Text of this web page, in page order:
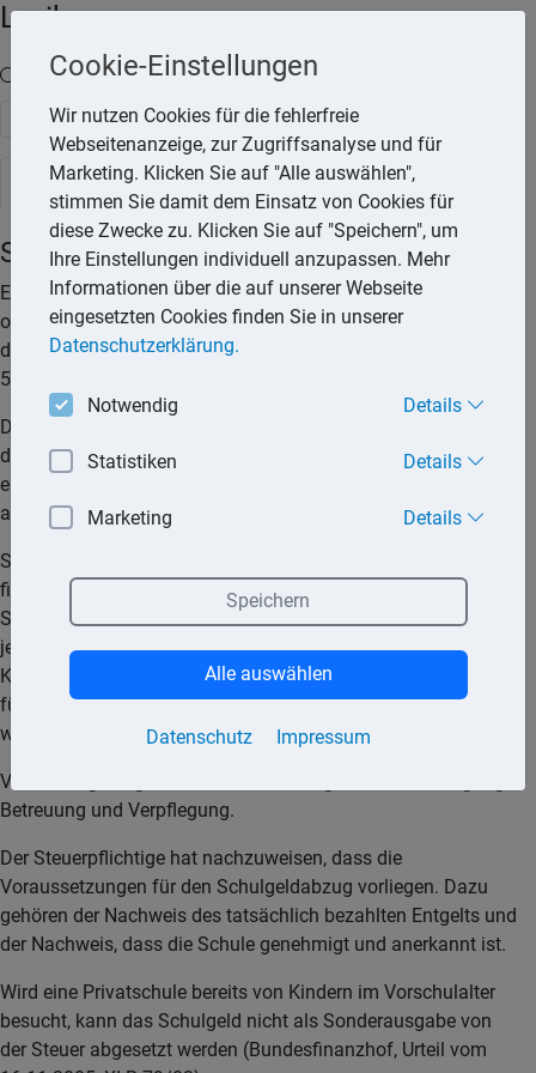
Lexika
Volltext-Suche in den Lexika
Suchen
Steuerlexikon
Schulgeld
Erhält ein Steuerpflichtiger für sein Kind den Kinderfreibetrag
oder das Kindergeld, so kann er 30 % des Entgelts, das er für
den Schulbesuch seines Kindes zahlt, höchstens jedoch
5.000,– €, als Sonderausgabe zum Ansatz bringen.
Der Sonderausgabenabzug wird jedoch nur gewährt, wenn
das Kind eine staatlich genehmigte oder nach Landesrecht
erlaubte Ersatzschule oder eine nach Landesrecht anerkannte
allgemeinbildende Ergänzungsschule besucht.
Seit 01.01.2008 werden auch Schulgeldzahlungen an privat
finanzierte Schulen im EU/ EWR-Ausland als
Sonderausgaben anerkannt. Der Schulabschluss muss
jedoch von einem inländischen Ministerium oder von der
Kultusministerkonferenz anerkannt sein. Schulgeldzahlungen
für Deutsche Schulen im Ausland sind auch dann absetzbar,
wenn die Schule nicht im EU/ EWR-Raum liegt.
Vom Abzug ausgenommen ist das Entgelt für Beherbergung,
Betreuung und Verpflegung.
Der Steuerpflichtige hat nachzuweisen, dass die
Voraussetzungen für den Schulgeldabzug vorliegen. Dazu
gehören der Nachweis des tatsächlich bezahlten Entgelts und
der Nachweis, dass die Schule genehmigt und anerkannt ist.
Wird eine Privatschule bereits von Kindern im Vorschulalter
besucht, kann das Schulgeld nicht als Sonderausgabe von
der Steuer abgesetzt werden (Bundesfinanzhof, Urteil vom
Cookie-Einstellungen
Wir nutzen Cookies für die fehlerfreie
Webseitenanzeige, zur Zugriffsanalyse und für
Marketing. Klicken Sie auf "Alle auswählen",
stimmen Sie damit dem Einsatz von Cookies für
diese Zwecke zu. Klicken Sie auf "Speichern", um
Ihre Einstellungen individuell anzupassen. Mehr
Informationen über die auf unserer Webseite
eingesetzten Cookies finden Sie in unserer
Datenschutzerklärung.
Notwendig Details
Statistiken Details
Marketing Details
Datenschutz Impressum
Speichern
Alle auswählen